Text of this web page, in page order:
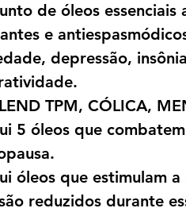
de óleos essenciais
e
depressão,
TPM, CÓLICA,
5 óleos que
óleos que estimulam
reduzidos durante